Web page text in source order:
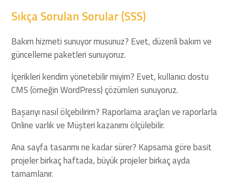
Sıkça Sorulan Sorular (SSS)
Bakım hizmeti sunuyor musunuz? Evet, düzenli bakım ve
güncelleme paketleri sunuyoruz.
İçerikleri kendim yönetebilir miyim? Evet, kullanıcı dostu
CMS (örneğin WordPress) çözümleri sunuyoruz.
Başarıyı nasıl ölçebilirim? Raporlama araçları ve raporlarla
Online varlık ve Müşteri kazanımı ölçülebilir.
Ana sayfa tasarımı ne kadar sürer? Kapsama göre basit
projeler birkaç haftada, büyük projeler birkaç ayda
tamamlanır.